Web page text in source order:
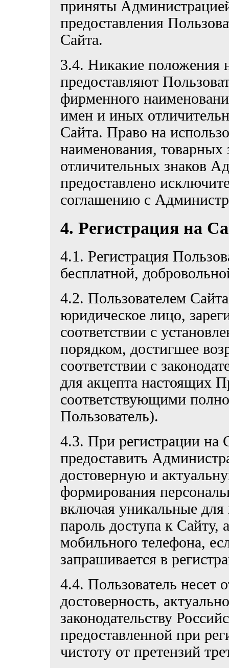
приняты
предоставления
Сайта.
3.4. Никакие положения
предоставляют
фирменного
имен и иных
Сайта. Право на
наименования,
отличительных знаков
предоставлено
соглашению с
4. Регистрация на
4.1. Регистрация
бесплатной,
4.2. Пользователем
юридическое лицо,
соответствии с
порядком, достигшее
соответствии с
для акцепта настоящих
соответствующими
Пользователь).
4.3. При регистрации на
предоставить
достоверную и
формирования
включая уникальные для
пароль доступа к Сайту,
мобильного телефона,
запрашивается в
4.4. Пользователь несет
достоверность,
законодательству
предоставленной при
чистоту от претензий